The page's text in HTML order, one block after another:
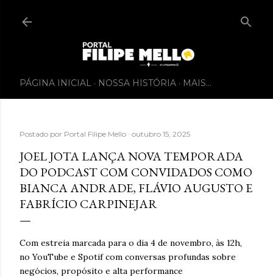
PÁGINA INICIAL NOSSA HISTÓRIA MAIS…
Postado por Portal Filipe Mello outubro 15, 2025
JOEL JOTA LANÇA NOVA TEMPORADA
DO PODCAST COM CONVIDADOS COMO
BIANCA ANDRADE, FLÁVIO AUGUSTO E
FABRÍCIO CARPINEJAR
Com estreia marcada para o dia 4 de novembro, às 12h,
no YouTube e Spotif com conversas profundas sobre
negócios, propósito e alta performance